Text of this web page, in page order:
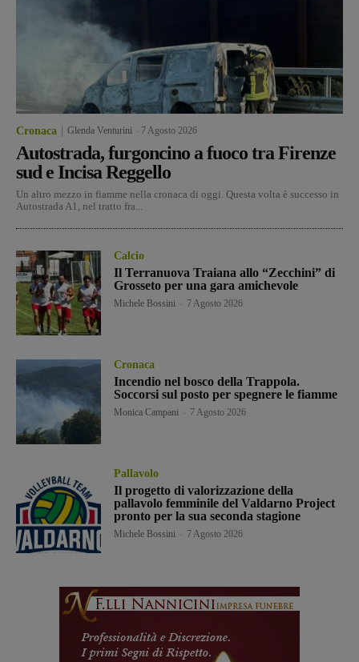
Cronaca Glenda Venturini 7 Agosto 2026
Autostrada, furgoncino a fuoco tra Firenze
sud e Incisa Reggello
Un altro mezzo in fiamme nella cronaca di oggi. Questa volta è successo in
Autostrada A1, nel tratto fra...
Calcio
Il Terranuova Traiana allo “Zecchini” di
Grosseto per una gara amichevole
Michele Bossini 7 Agosto 2026
Cronaca
Incendio nel bosco della Trappola.
Soccorsi sul posto per spegnere le fiamme
Monica Campani 7 Agosto 2026
Pallavolo
Il progetto di valorizzazione della
pallavolo femminile del Valdarno Project
pronto per la sua seconda stagione
Michele Bossini 7 Agosto 2026